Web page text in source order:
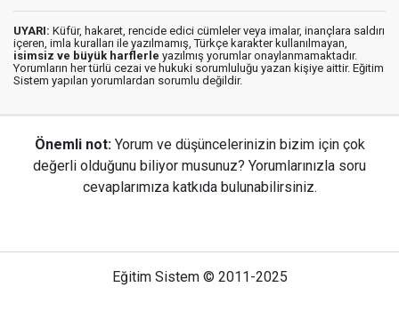
UYARI: Küfür, hakaret, rencide edici cümleler veya imalar, inançlara saldırı
içeren, imla kuralları ile yazılmamış, Türkçe karakter kullanılmayan,
isimsiz ve büyük harflerle yazılmış yorumlar onaylanmamaktadır.
Yorumların her türlü cezai ve hukuki sorumluluğu yazan kişiye aittir. Eğitim
Sistem yapılan yorumlardan sorumlu değildir.
Önemli not: Yorum ve düşüncelerinizin bizim için çok
değerli olduğunu biliyor musunuz? Yorumlarınızla soru
cevaplarımıza katkıda bulunabilirsiniz.
Eğitim Sistem © 2011-2025